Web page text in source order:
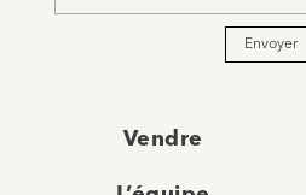
Envoyer
Vendre